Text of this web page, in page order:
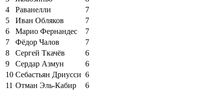
4
Раванелли
7
5
Иван Обляков
7
6
Марио Фернандес
7
7
Фёдор Чалов
7
8
Сергей Ткачёв
6
9
Сердар Азмун
6
10 Себастьян Дриусси 6
11 Отман Эль-Кабир
6